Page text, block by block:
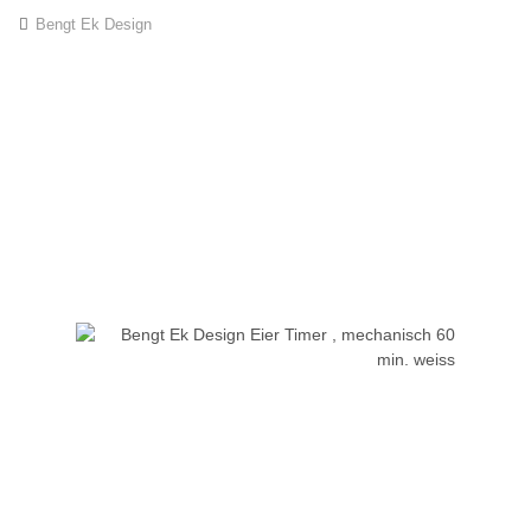
Bengt Ek Design